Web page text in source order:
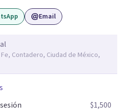
como habilitador para una
proceso de psicoterapia se
mentales y emocionales con
y amabilidad.
Email
Contadero, Ciudad de México,
$1,500